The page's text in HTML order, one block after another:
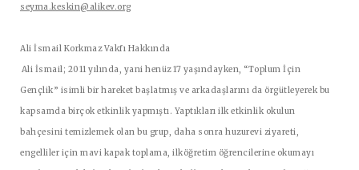
seyma.keskin@alikev.org
Ali İsmail Korkmaz Vakfı Hakkında
Ali İsmail; 2011 yılında, yani henüz 17 yaşındayken, “Toplum İçin
Gençlik” isimli bir hareket başlatmış ve arkadaşlarını da örgütleyerek bu
kapsamda birçok etkinlik yapmıştı. Yaptıkları ilk etkinlik okulun
bahçesini temizlemek olan bu grup, daha sonra huzurevi ziyareti,
engelliler için mavi kapak toplama, ilköğretim öğrencilerine okumayı